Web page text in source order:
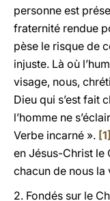
personne est
fraternité rendue
pèse le risque de
injuste. Là où
visage, nous,
Dieu qui s’est fait
l’homme ne
Verbe incarné ». [1]
en Jésus-Christ le
chacun de nous
2. Fondés sur le